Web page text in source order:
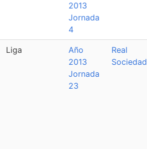
2013
Jornada
4
Liga
Año
2013
Jornada
23
Real
Sociedad